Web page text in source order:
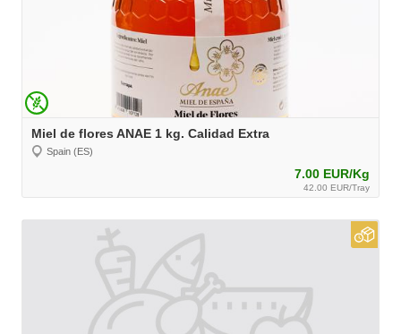
Miel de flores ANAE 1 kg. Calidad Extra
Spain (ES)
7.00 EUR/Kg
42.00 EUR/Tray